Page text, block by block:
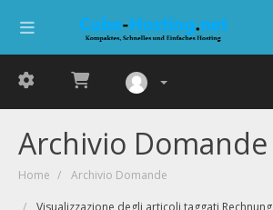
Archivio Domande
Home Archivio Domande
Visualizzazione degli articoli taggati Rechnung